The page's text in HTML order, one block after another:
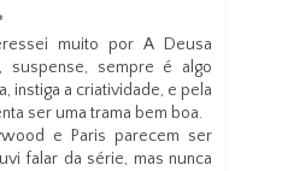
muito por A Deusa
suspense, sempre é algo
instiga a criatividade, e pela
ser uma trama bem boa.
e Paris parecem ser
falar da série, mas nunca